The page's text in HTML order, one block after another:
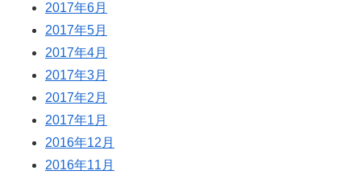
2017年6月
2017年5月
2017年4月
2017年3月
2017年2月
2017年1月
2016年12月
2016年11月